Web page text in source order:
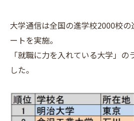
大学通信は全国の進学校2000校
ートを実施。
「就職に力を入れている大学」
した。